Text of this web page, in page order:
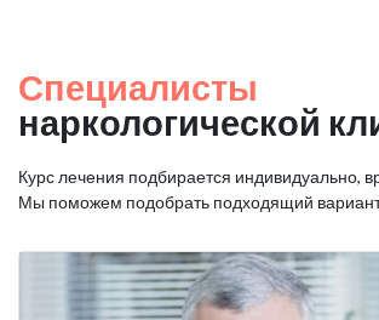
Специалисты
наркологической
Курс лечения подбирается индивидуально,
Мы поможем подобрать подходящий